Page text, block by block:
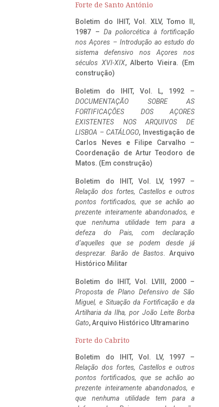
Forte de Santo António
Boletim do IHIT, Vol. XLV, Tomo II,
1987 – Da poliorcética à fortificação
nos Açores – Introdução ao estudo do
sistema defensivo nos Açores nos
séculos XVI-XIX, Alberto Vieira. (Em
construção)
Boletim do IHIT, Vol. L, 1992 –
DOCUMENTAÇÃO SOBRE AS
FORTIFICAÇÕES DOS AÇORES
EXISTENTES NOS ARQUIVOS DE
LISBOA – CATÁLOGO, Investigação de
Carlos Neves e Filipe Carvalho –
Coordenação de Artur Teodoro de
Matos. (Em construção)
Boletim do IHIT, Vol. LV, 1997 –
Relação dos fortes, Castellos e outros
pontos fortificados, que se achão ao
prezente inteiramente abandonados, e
que nenhuma utilidade tem para a
defeza do Pais, com declaração
d’aquelles que se podem desde já
desprezar. Barão de Bastos. Arquivo
Histórico Militar
Boletim do IHIT, Vol. LVIII, 2000 –
Proposta de Plano Defensivo de São
Miguel, e Situação da Fortificação e da
Artilharia da Ilha, por João Leite Borba
Gato, Arquivo Histórico Ultramarino
Forte do Cabrito
Boletim do IHIT, Vol. LV, 1997 –
Relação dos fortes, Castellos e outros
pontos fortificados, que se achão ao
prezente inteiramente abandonados, e
que nenhuma utilidade tem para a